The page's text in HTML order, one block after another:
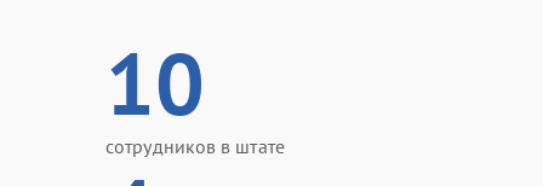
10
сотрудников в штате